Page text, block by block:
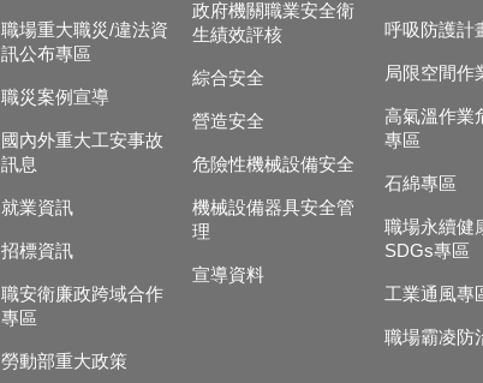
職場重大職災/違法資
訊公布專區
職災案例宣導
國內外重大工安事故
訊息
就業資訊
招標資訊
職安衛廉政跨域合作
專區
勞動部重大政策
政府機關職業安全衛
生績效評核
綜合安全
營造安全
危險性機械設備安全
機械設備器具安全管
理
宣導資料
呼吸防護計
局限空間作
高氣溫作業
專區
石綿專區
職場永續健
SDGs專區
工業通風專
職場霸凌防